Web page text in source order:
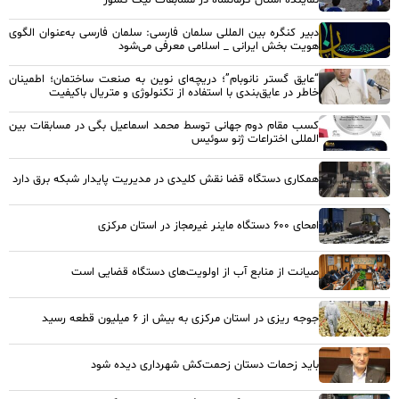
دبیر کنگره بین المللی سلمان فارسی: سلمان فارسی به‌عنوان الگوی
هویت بخش ایرانی _ اسلامی معرفی می‌شود
“عایق گستر نانوبام”؛ دریچه‌ای نوین به صنعت ساختمان؛ اطمینان
خاطر در عایق‌بندی با استفاده از تکنولوژی و متریال باکیفیت
کسب مقام دوم جهانی توسط محمد اسماعیل بگی در مسابقات بین
المللی اختراعات ژنو سوئیس
همکاری دستگاه قضا نقش کلیدی در مدیریت پایدار شبکه برق دارد
امحای ۶۰۰ دستگاه ماینر غیرمجاز در استان مرکزی
صیانت از منابع آب از اولویت‌های دستگاه قضایی است
جوجه ریزی در استان مرکزی به بیش از ۶ میلیون قطعه رسید
باید زحمات دستان زحمت‌کش شهرداری دیده شود